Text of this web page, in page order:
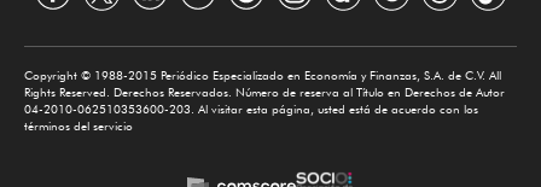
Copyright © 1988-2015 Periódico Especializado en Economía y Finanzas, S.A. de C.V. All
Rights Reserved. Derechos Reservados. Número de reserva al Título en Derechos de Autor
04-2010-062510353600-203. Al visitar esta página, usted está de acuerdo con los
términos del servicio